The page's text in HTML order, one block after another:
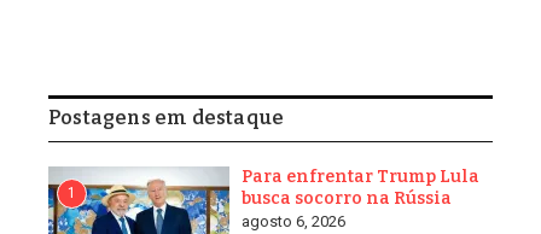
Postagens em destaque
1
Para enfrentar Trump Lula
busca socorro na Rússia
agosto 6, 2026